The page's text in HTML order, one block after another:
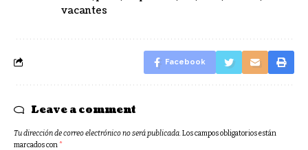
vacantes
Facebook
Leave a comment
Tu dirección de correo electrónico no será publicada. Los campos obligatorios están
marcados con *